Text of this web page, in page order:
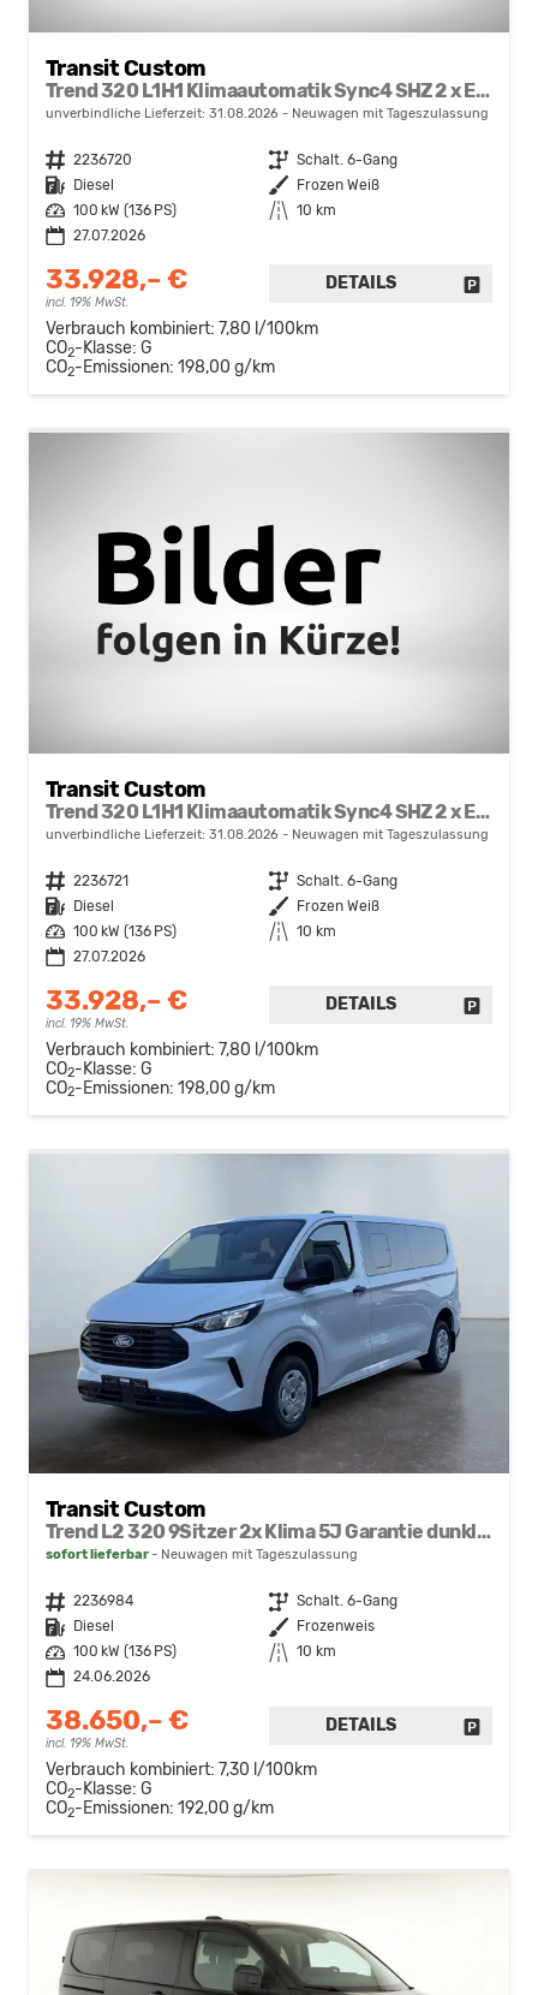
Transit Custom
Trend 320 L1H1 Klimaautomatik Sync4 SHZ 2 x Einparkhilfe Kamera 5JG
unverbindliche Lieferzeit: 31.08.2026 Neuwagen mit Tageszulassung
Fahrzeugnr. 2236720 Getriebe Schalt. 6-Gang
Kraftstoff
Diesel Außenfarbe
Frozen Weiß
Leistung
100 kW (136 PS) Kilometerstand
10 km
27.07.2026
33.928,– €
incl. 19% MwSt.
DETAILS
Verbrauch kombiniert: 7,80 l/100km
CO2-Klasse: G
CO2-Emissionen: 198,00 g/km
Transit Custom
Trend 320 L1H1 Klimaautomatik Sync4 SHZ 2 x Einparkhilfe Kamera 5JG
unverbindliche Lieferzeit: 31.08.2026 Neuwagen mit Tageszulassung
Fahrzeugnr. 2236721 Getriebe Schalt. 6-Gang
Kraftstoff
Diesel Außenfarbe
Frozen Weiß
Leistung
100 kW (136 PS) Kilometerstand
10 km
27.07.2026
33.928,– €
incl. 19% MwSt.
DETAILS
Verbrauch kombiniert: 7,80 l/100km
CO2-Klasse: G
CO2-Emissionen: 198,00 g/km
Transit Custom
Trend L2 320 9Sitzer 2x Klima 5J Garantie dunkle Scheiben Sync4 Sitzheizung
sofort lieferbar Neuwagen mit Tageszulassung
Fahrzeugnr. 2236984 Getriebe Schalt. 6-Gang
Kraftstoff
Diesel Außenfarbe
Frozenweis
Leistung
100 kW (136 PS) Kilometerstand
10 km
24.06.2026
38.650,– €
incl. 19% MwSt.
DETAILS
Verbrauch kombiniert: 7,30 l/100km
CO2-Klasse: G
CO2-Emissionen: 192,00 g/km